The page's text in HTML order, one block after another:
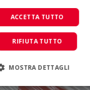
.secondo il tipo di
in media
ACCETTA TUTTO
RIFIUTA TUTTO
MOSTRA DETTAGLI